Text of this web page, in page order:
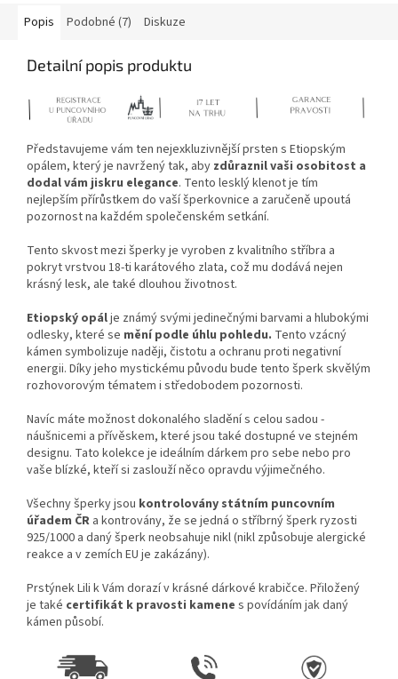
Popis Podobné (7) Diskuze
Detailní popis produktu
Představujeme vám ten nejexkluzivnější prsten s Etiopským
opálem, který je navržený tak, aby zdůraznil vaši osobitost a
dodal vám jiskru elegance. Tento lesklý klenot je tím
nejlepším přírůstkem do vaší šperkovnice a zaručeně upoutá
pozornost na každém společenském setkání.
Tento skvost mezi šperky je vyroben z kvalitního stříbra a
pokryt vrstvou 18-ti karátového zlata, což mu dodává nejen
krásný lesk, ale také dlouhou životnost.
Etiopský opálje známý svými jedinečnými barvami a hlubokými
odlesky, které se mění podle úhlu pohledu. Tento vzácný
kámen symbolizuje naději, čistotu a ochranu proti negativní
energii. Díky jeho mystickému původu bude tento šperk skvělým
rozhovorovým tématem i středobodem pozornosti.
Navíc máte možnost dokonalého sladění s celou sadou -
náušnicemi a přívěskem, které jsou také dostupné ve stejném
designu. Tato kolekce je ideálním dárkem pro sebe nebo pro
vaše blízké, kteří si zaslouží něco opravdu výjimečného.
Všechny šperky jsou kontrolovány státním puncovním
úřadem ČR a kontrovány, že se jedná o stříbrný šperk ryzosti
925/1000 a daný šperk neobsahuje nikl (nikl způsobuje alergické
reakce a v zemích EU je zakázány).
Prstýnek Lili k Vám dorazí v krásné dárkové krabičce. Přiložený
je také certifikát k pravosti kamene s povídáním jak daný
kámen působí.